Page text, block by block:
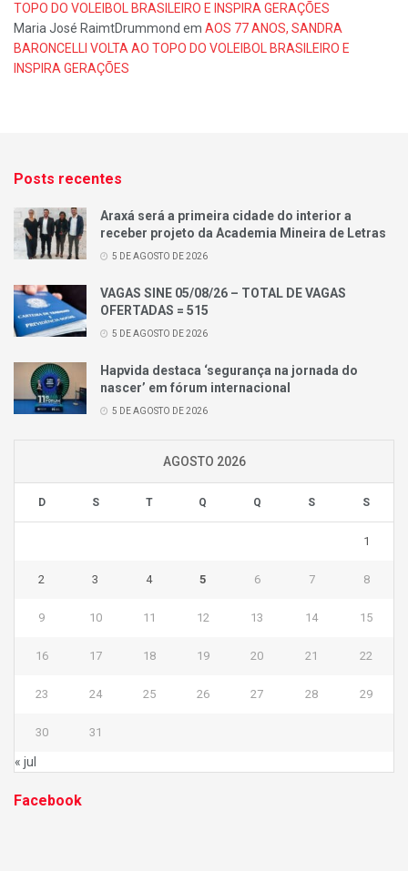
TOPO DO VOLEIBOL BRASILEIRO E INSPIRA GERAÇÕES
Maria José RaimtDrummond em AOS 77 ANOS, SANDRA
BARONCELLI VOLTA AO TOPO DO VOLEIBOL BRASILEIRO E
INSPIRA GERAÇÕES
Posts recentes
Araxá será a primeira cidade do interior a
receber projeto da Academia Mineira de Letras
5 DE AGOSTO DE 2026
VAGAS SINE 05/08/26 – TOTAL DE VAGAS
OFERTADAS = 515
5 DE AGOSTO DE 2026
Hapvida destaca ‘segurança na jornada do
nascer’ em fórum internacional
5 DE AGOSTO DE 2026
AGOSTO 2026
D S T Q Q S S
1
2 3 4 5 6 7 8
9 10 11 12 13 14 15
16 17 18 19 20 21 22
23 24 25 26 27 28 29
30 31
« jul
Facebook